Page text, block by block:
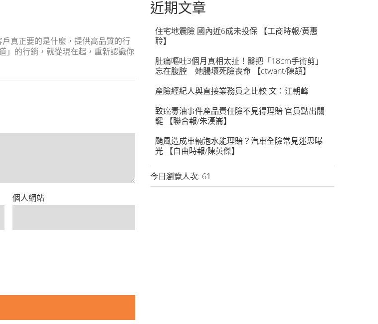
真正要的是什麼，提供高品質的行
」的行銷，就從現在起，重新認識你
個人網站
近期文章
住宅地震險 國內近6成未投保 【工商時報/黃惠
聆】
肚痛嘔吐3個月真相太扯！醫把「18cm手術剪」
忘在腹腔 她腸壞死險喪命 【ctwant/陳頡】
產險經紀人與直接業務員之比較 文：江朝峰
致癌毒油事件產品責任險不見得理賠 官員點出關
鍵 【聯合報/朱漢崙】
颱風造成車輛泡水能理賠？汽車全險常見迷思曝
光 【自由時報/陳英傑】
今日瀏覽人次: 61